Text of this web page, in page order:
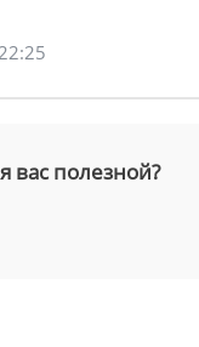
вас полезной?